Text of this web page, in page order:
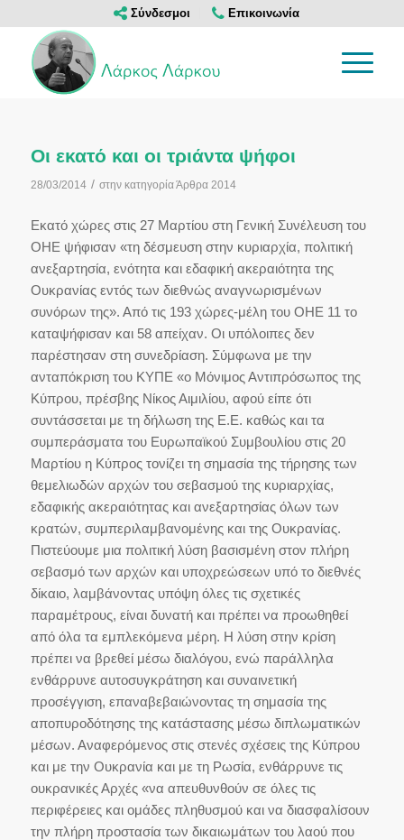
Σύνδεσμοι Επικοινωνία
Οι εκατό και οι τριάντα ψήφοι
28/03/2014 / στην κατηγορίαΆρθρα 2014
Εκατό χώρες στις 27 Μαρτίου στη Γενική Συνέλευση του
ΟΗΕ ψήφισαν «τη δέσμευση στην κυριαρχία, πολιτική
ανεξαρτησία, ενότητα και εδαφική ακεραιότητα της
Ουκρανίας εντός των διεθνώς αναγνωρισμένων
συνόρων της». Από τις 193 χώρες-μέλη του ΟΗΕ 11 το
καταψήφισαν και 58 απείχαν. Οι υπόλοιπες δεν
παρέστησαν στη συνεδρίαση. Σύμφωνα με την
ανταπόκριση του ΚΥΠΕ «ο Μόνιμος Αντιπρόσωπος της
Κύπρου, πρέσβης Νίκος Αιμιλίου, αφού είπε ότι
συντάσσεται με τη δήλωση της Ε.Ε. καθώς και τα
συμπεράσματα του Ευρωπαϊκού Συμβουλίου στις 20
Μαρτίου η Κύπρος τονίζει τη σημασία της τήρησης των
θεμελιωδών αρχών του σεβασμού της κυριαρχίας,
εδαφικής ακεραιότητας και ανεξαρτησίας όλων των
κρατών, συμπεριλαμβανομένης και της Ουκρανίας.
Πιστεύουμε μια πολιτική λύση βασισμένη στον πλήρη
σεβασμό των αρχών και υποχρεώσεων υπό το διεθνές
δίκαιο, λαμβάνοντας υπόψη όλες τις σχετικές
παραμέτρους, είναι δυνατή και πρέπει να προωθηθεί
από όλα τα εμπλεκόμενα μέρη. Η λύση στην κρίση
πρέπει να βρεθεί μέσω διαλόγου, ενώ παράλληλα
ενθάρρυνε αυτοσυγκράτηση και συναινετική
προσέγγιση, επαναβεβαιώνοντας τη σημασία της
αποπυροδότησης της κατάστασης μέσω διπλωματικών
μέσων. Αναφερόμενος στις στενές σχέσεις της Κύπρου
και με την Ουκρανία και με τη Ρωσία, ενθάρρυνε τις
ουκρανικές Αρχές «να απευθυνθούν σε όλες τις
περιφέρειες και ομάδες πληθυσμού και να διασφαλίσουν
την πλήρη προστασία των δικαιωμάτων του λαού που